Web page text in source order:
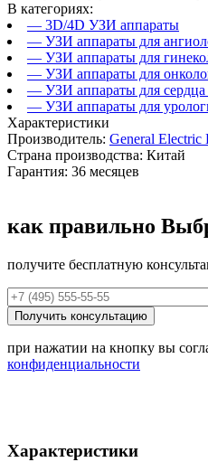
В категориях:
— 3D/4D УЗИ аппараты
— УЗИ аппараты для
— УЗИ аппараты для
— УЗИ аппараты для
— УЗИ аппараты для сердца
— УЗИ аппараты для
Характеристики
Производитель: General Electric
Страна производства: Китай
Гарантия: 36 месяцев
как правильно
получите бесплатную
при нажатии на кнопку вы
конфиденциальности
Характеристики